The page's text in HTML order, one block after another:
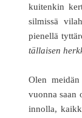
kuitenkin
silmissä
pienellä
tällaisen
Olen
vuonna saan
innolla,